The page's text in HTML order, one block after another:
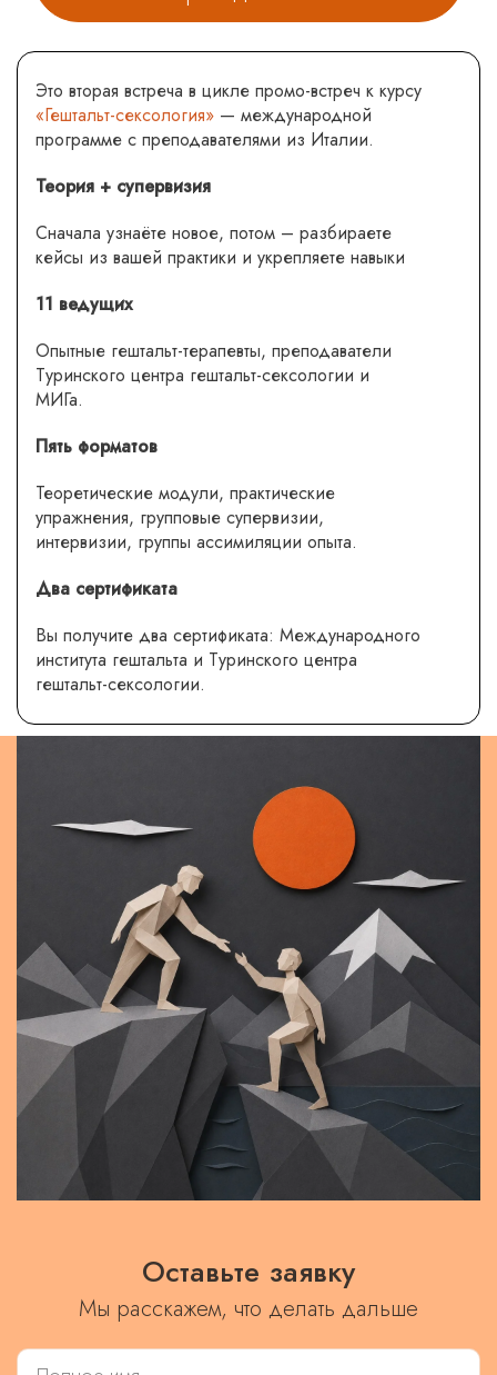
Это вторая встреча в цикле промо-встреч к курсу
«Гештальт-сексология» — международной
программе с преподавателями из Италии.
Теория + супервизия
Сначала узнаёте новое, потом – разбираете
кейсы из вашей практики и укрепляете навыки
11 ведущих
Опытные гештальт-терапевты, преподаватели
Туринского центра гештальт-сексологии и
МИГа.
Пять форматов
Теоретические модули, практические
упражнения, групповые супервизии,
интервизии, группы ассимиляции опыта.
Два сертификата
Вы получите два сертификата: Международного
института гештальта и Туринского центра
гештальт-сексологии.
Оставьте заявку
Мы расскажем, что делать дальше